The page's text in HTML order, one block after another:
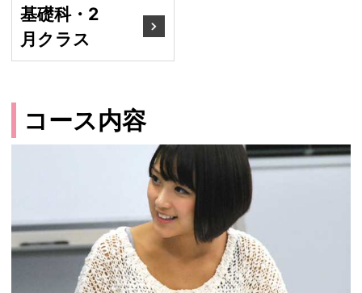
基礎科・2
月クラス
コース内容